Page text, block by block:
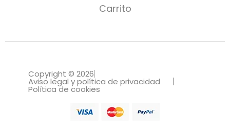
Carrito
Copyright © 2026
Aviso legal y política de privacidad
Política de cookies